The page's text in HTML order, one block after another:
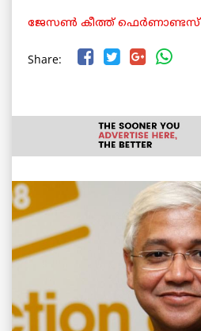
ജേസൺ കീത്ത് ഫെര്‍ണാണ്ടസ്
Share: